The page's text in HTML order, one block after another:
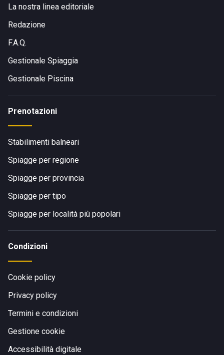
La nostra linea editoriale
Redazione
F.A.Q.
Gestionale Spiaggia
Gestionale Piscina
Prenotazioni
Stabilimenti balneari
Spiagge per regione
Spiagge per provincia
Spiagge per tipo
Spiagge per località più popolari
Condizioni
Cookie policy
Privacy policy
Termini e condizioni
Gestione cookie
Accessibilità digitale